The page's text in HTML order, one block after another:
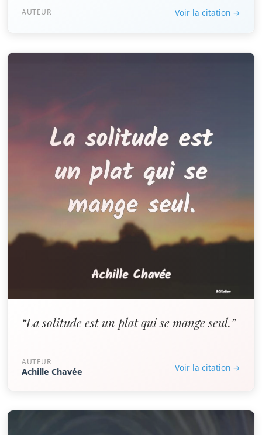
AUTEUR Voir la citation →
“La solitude est un plat qui se mange seul.”
AUTEUR
Achille Chavée Voir la citation →